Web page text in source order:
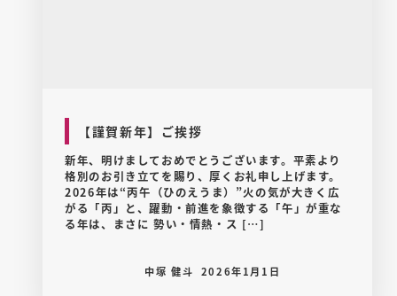
【謹賀新年】ご挨拶
新年、明けましておめでとうございます。平素より
格別のお引き立てを賜り、厚くお礼申し上げます。
2026年は“丙午（ひのえうま）”火の気が大きく広
がる「丙」と、躍動・前進を象徴する「午」が重な
る年は、まさに 勢い・情熱・ス […]
中塚 健斗 2026年1月1日